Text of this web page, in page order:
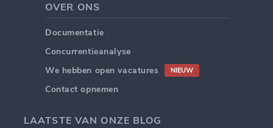
OVER ONS
Documentatie
Concurrentieanalyse
We hebben open vacatures
NIEUW
Contact opnemen
LAATSTE VAN ONZE BLOG